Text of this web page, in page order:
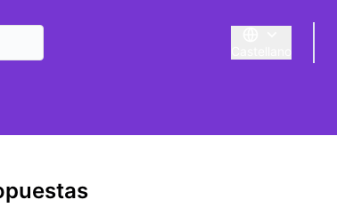
Triar la llengua